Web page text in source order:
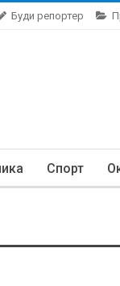
Буди репортер
Спорт